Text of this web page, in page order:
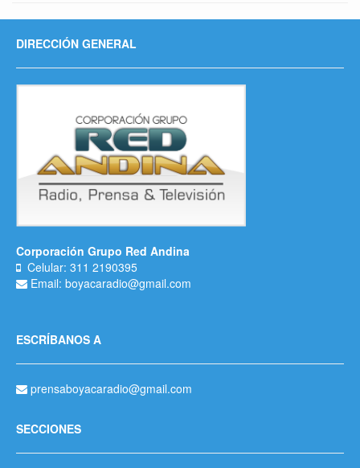
DIRECCIÓN GENERAL
Corporación Grupo Red Andina
Celular: 311 2190395
Email: boyacaradio@gmail.com
ESCRÍBANOS A
prensaboyacaradio@gmail.com
SECCIONES